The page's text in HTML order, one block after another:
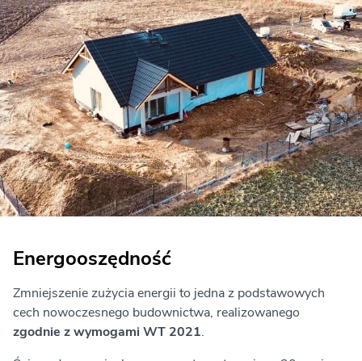
Energooszędność
Zmniejszenie zużycia energii to jedna z podstawowych
cech nowoczesnego budownictwa, realizowanego
zgodnie z wymogami WT 2021.